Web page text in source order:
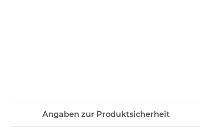
Angaben zur Produktsicherheit